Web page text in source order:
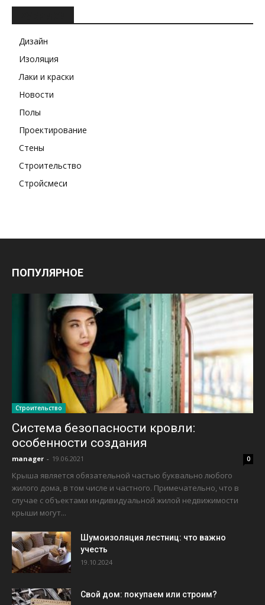
Дизайн
Изоляция
Лаки и краски
Новости
Полы
Проектирование
Стены
Строительство
Стройсмеси
ПОПУЛЯРНОЕ
Строительство
Система безопасности кровли:
особенности создания
manager - 19.06.2021 0
Крыша является обязательной частью буквально любого
жилого дома, в том числе и частного. Примечательно, что в
случае с объектами индивидуальной жилой недвижимости
крыши могут...
Шумоизоляция лестниц: что важно
учесть
19.10.2024
Свой дом: покупаем или строим?